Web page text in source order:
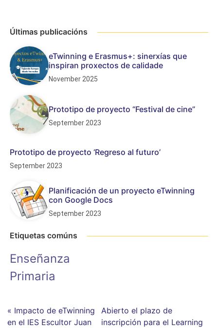
Últimas publicacións
eTwinning e Erasmus+: sinerxías que
inspiran proxectos de calidade
November 2025
Prototipo de proyecto “Festival de cine”
September 2023
Prototipo de proyecto ‘Regreso al futuro’
September 2023
Planificación de un proyecto eTwinning
con Google Docs
September 2023
Etiquetas comúns
Enseñanza
Primaria
« Impacto de eTwinning
en el IES Escultor Juan
Abierto el plazo de
inscripción para el Learning